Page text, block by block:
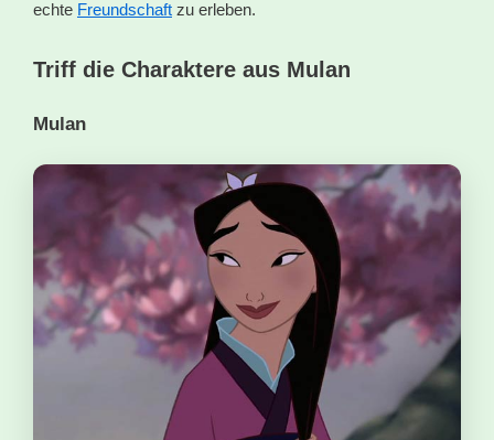
echte Freundschaft zu erleben.
Triff die Charaktere aus Mulan
Mulan